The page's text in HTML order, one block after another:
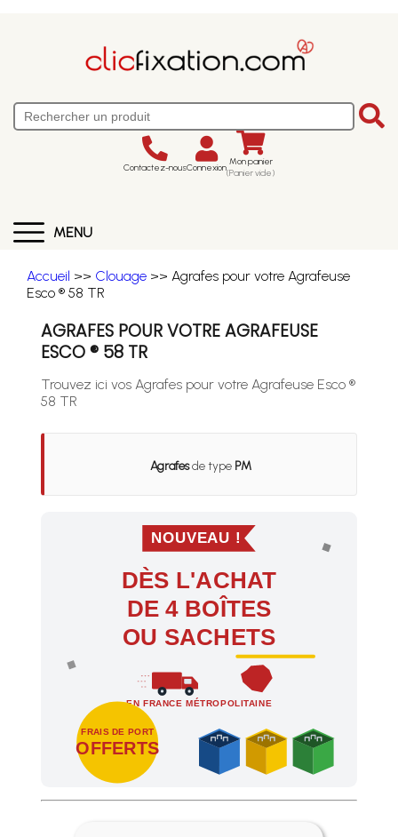
Contactez-nousConnexion Mon panier
(Panier vide)
MENU
Accueil >> Clouage >> Agrafes pour votre Agrafeuse
Esco ® 58 TR
AGRAFES POUR VOTRE AGRAFEUSE
ESCO ® 58 TR
Trouvez ici vos Agrafes pour votre Agrafeuse Esco ®
58 TR
Agrafesde type PM
NOUVEAU !
DÈS L'ACHAT
DE 4 BOÎTES
OU SACHETS
EN FRANCE MÉTROPOLITAINE
FRAIS DE PORT
OFFERTS
Profitez des Frais de port offerts en France